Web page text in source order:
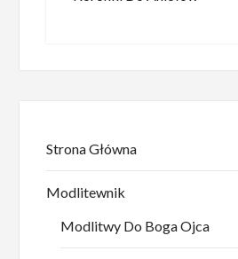
Strona Główna
Modlitewnik
Modlitwy Do Boga Ojca